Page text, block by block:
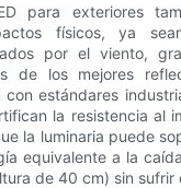
para exteriores
físicos, ya
por el viento,
de los mejores
con estándares
la resistencia al
la luminaria puede
equivalente a la
de 40 cm) sin sufrir